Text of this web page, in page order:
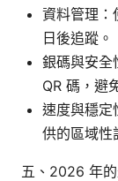
資料管理：
日後追蹤。
銀碼與安全
QR 碼，避
速度與穩定
供的區域性
五、2026 年